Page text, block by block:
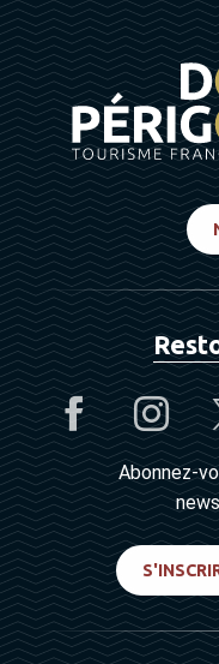
Abonnez-